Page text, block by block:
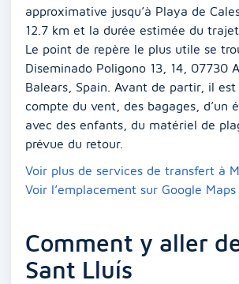
approximative jusqu’à Playa de
12.7 km et la durée estimée du
Le point de repère le plus utile se
Diseminado Poligono 13, 14, 07730
Balears, Spain. Avant de partir, il
compte du vent, des bagages, d’un
avec des enfants, du matériel de
prévue du retour.
Voir plus de services de transfert à
Voir l’emplacement sur Google Maps
Comment y aller
Sant Lluís